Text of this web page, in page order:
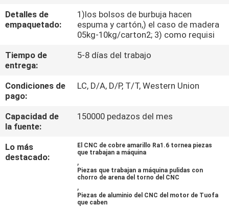
CALIDAD
CONTACTA
CON
NOSOTROS
NOTICIAS
SOLICITAR
Detalles de
empaquetado:
1)los bolsos de burbuja hacen
espuma y cartón,) el caso de madera
05kg-10kg/carton2; 3) como requisi
Tiempo de
entrega:
5-8 días del trabajo
Condiciones de
pago:
LC, D/A, D/P, T/T, Western Union
Capacidad de
la fuente:
150000 pedazos del mes
Lo más
destacado:
El CNC de cobre amarillo Ra1.6 tornea piezas
que trabajan a máquina
,
Piezas que trabajan a máquina pulidas con
chorro de arena del torno del CNC
,
Piezas de aluminio del CNC del motor de Tuofa
que caben